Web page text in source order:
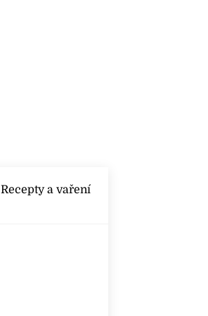
Recepty a vaření